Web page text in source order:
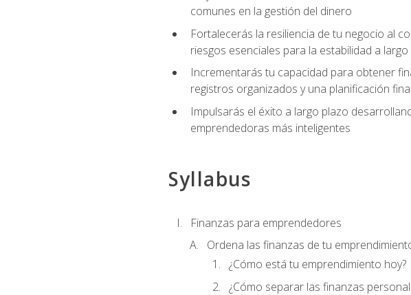
comunes en la gestión del dinero
Fortalecerás la resiliencia de tu negocio al
riesgos esenciales para la estabilidad a
Incrementarás tu capacidad para obtener
registros organizados y una planificación
Impulsarás el éxito a largo plazo
emprendedoras más inteligentes
Syllabus
Finanzas para emprendedores
Ordena las finanzas de tu
¿Cómo está tu emprendimiento hoy?
¿Cómo separar las finanzas